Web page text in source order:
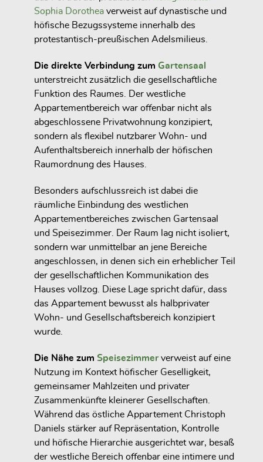
Sophia Dorothea verweist auf dynastische und
höfische Bezugssysteme innerhalb des
protestantisch-preußischen Adelsmilieus.
Die direkte Verbindung zum Gartensaal
unterstreicht zusätzlich die gesellschaftliche
Funktion des Raumes. Der westliche
Appartementbereich war offenbar nicht als
abgeschlossene Privatwohnung konzipiert,
sondern als flexibel nutzbarer Wohn- und
Aufenthaltsbereich innerhalb der höfischen
Raumordnung des Hauses.
Besonders aufschlussreich ist dabei die
räumliche Einbindung des westlichen
Appartementbereiches zwischen Gartensaal
und Speisezimmer. Der Raum lag nicht isoliert,
sondern war unmittelbar an jene Bereiche
angeschlossen, in denen sich ein erheblicher Teil
der gesellschaftlichen Kommunikation des
Hauses vollzog. Diese Lage spricht dafür, dass
das Appartement bewusst als halbprivater
Wohn- und Gesellschaftsbereich konzipiert
wurde.
Die Nähe zum Speisezimmer verweist auf eine
Nutzung im Kontext höfischer Geselligkeit,
gemeinsamer Mahlzeiten und privater
Zusammenkünfte kleinerer Gesellschaften.
Während das östliche Appartement Christoph
Daniels stärker auf Repräsentation, Kontrolle
und höfische Hierarchie ausgerichtet war, besaß
der westliche Bereich offenbar eine intimere und